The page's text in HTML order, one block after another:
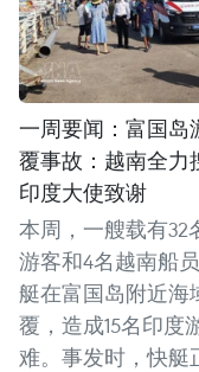
一周要闻：富国岛
覆事故：越南全力
印度大使致谢
本周，一艘载有32
游客和4名越南船
艇在富国岛附近海
覆，造成15名印度
难。事发时，快艇